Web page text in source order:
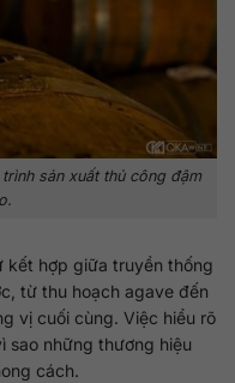
sản xuất thủ công đậm
kết hợp giữa truyền thống
từ thu hoạch agave đến
vị cuối cùng. Việc hiểu rõ
sao những thương hiệu
cách.